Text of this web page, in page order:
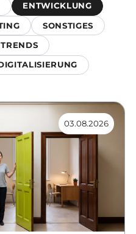
ENTWICKLUNG
SONSTIGES
03.08.2026